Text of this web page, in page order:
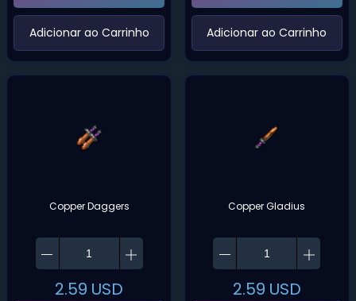
‌Adicionar ao Carrinho‌ ‌Adicionar ao Carrinho‌
Copper Daggers
2.59 USD
Copper Gladius
2.59 USD